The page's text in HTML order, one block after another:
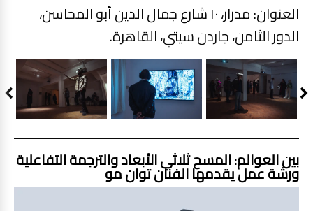
العنوان: مدرار، ١٠ شارع جمال الدين أبو المحاسن،
الدور الثامن، جاردن سيتي، القاهرة.
‎بين العوالم: المسح ثلاثي الأبعاد والترجمة التفاعلية
ورشة عمل يقدمها الفنان توان مو